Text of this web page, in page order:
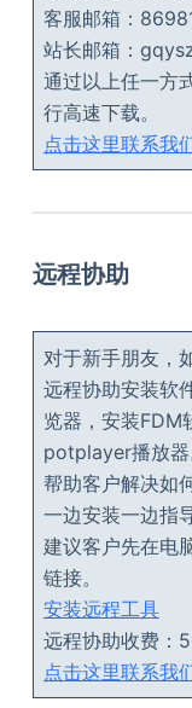
客服邮箱：
站长邮箱：
通过以上任一方
行高速下载。
点击这里联系我
远程协助
对于新手朋友，
远程协助安装软
览器，安装FDM
potplayer播放器
帮助客户解决如
一边安装一边指
建议客户先在电
链接。
安装远程工具
远程协助收费：
点击这里联系我